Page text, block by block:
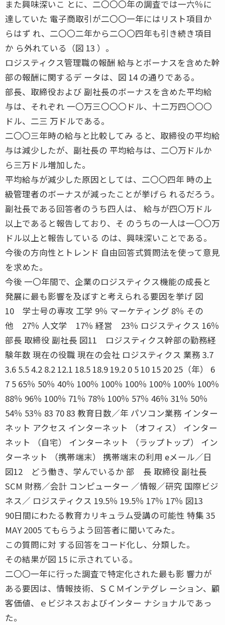
また興味深いこ とに、二〇〇〇年の調査では一六％に
達していた 電子商取引が二〇〇一年にはリスト項目か
らはず れ、二〇〇二年から二〇〇四年も引き続き項目
か ら外れている（図 13 ）。
ロジスティクス管理職の報酬 給与とボーナスを含めた幹
部の報酬に関するデ ータは、図 14 の通りである。
部長、取締役および 副社長のボーナスを含めた平均給
与は、それぞれ 一〇万三〇〇〇ドル、十二万四〇〇〇
ドル、二三 万ドルである。
二〇〇三年時の給与と比較してみ ると、取締役の平均給
与は減少したが、副社長の 平均給与は、二〇万ドルか
ら三万ドル増加した。
平均給与が減少した原因としては、二〇〇四年 時の上
級管理者のボーナスが減ったことが挙げら れるだろう。
副社長である回答者のうち四人は、 給与が四〇万ドル
以上であると報告しており、そ のうちの一人は一〇〇万
ドル以上と報告している のは、興味深いことである。
今後の方向性とトレンド 自由回答式質問法を使って意見
を求めた。
今後 一〇年間で、企業のロジスティクス機能の成長と
発展に最も影響を及ぼすと考えられる要因を挙げ 図
10 学士号の専攻 工学 9％ マーケティング 8％ その
他 27％ 人文学 17％ 経営 23％ ロジスティクス 16％
部長 取締役 副社長 図11 ロジスティクス幹部の勤務経
験年数 現在の役職 現在の会社 ロジスティクス 業務 3.7
3.6 5.5 4.2 8.2 12.1 18.5 18.9 19.2 0 5 10 15 20 25（年） 6
7 5 65％ 50％ 40％ 100％ 100％ 100％ 100％ 100％ 100％
88％ 96％ 100％ 71％ 78％ 100％ 57％ 46％ 31％ 50％
54％ 53％ 83 70 83 教育日数／年 パソコン業務 インター
ネット アクセス インターネット （オフィス） インター
ネット （自宅） インターネット （ラップトップ） イン
ターネット （携帯端末） 携帯端末の利用 eメール／日
図12 どう働き、学んでいるか 部 長 取締役 副社長
SCM 財務／会計 コンピューター ／情報／研究 国際ビジ
ネス／ ロジスティクス 19.5％ 19.5％ 17％ 17％ 図13
90日間にわたる教育カリキュラム受講の可能性 特集 35
MAY 2005 てもらうよう回答者に聞いてみた。
この質問に対 する回答をコード化し、分類した。
その結果が図 15 に示されている。
二〇〇一年に行った調査で特定化された最も影 響力が
ある要因は、情報技術、ＳＣＭインテグレ ーション、顧
客価値、ｅビジネスおよびインター ナショナルであっ
た。